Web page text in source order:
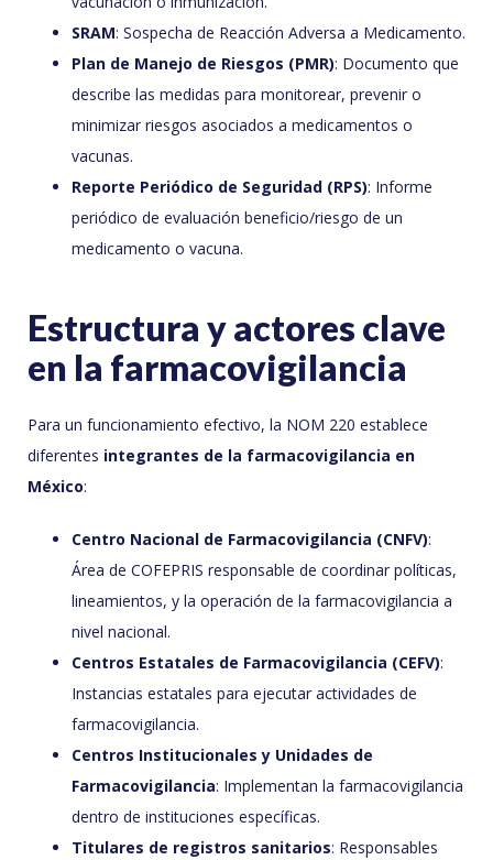
SRAM: Sospecha de Reacción Adversa a Medicamento.
Plan de Manejo de Riesgos (PMR): Documento que
describe las medidas para monitorear, prevenir o
minimizar riesgos asociados a medicamentos o
vacunas.
Reporte Periódico de Seguridad (RPS): Informe
periódico de evaluación beneficio/riesgo de un
medicamento o vacuna.
Estructura y actores clave
en la farmacovigilancia
Para un funcionamiento efectivo, la NOM 220 establece
diferentes integrantes de la farmacovigilancia en
México:
Centro Nacional de Farmacovigilancia (CNFV):
Área de COFEPRIS responsable de coordinar políticas,
lineamientos, y la operación de la farmacovigilancia a
nivel nacional.
Centros Estatales de Farmacovigilancia (CEFV):
Instancias estatales para ejecutar actividades de
farmacovigilancia.
Centros Institucionales y Unidades de
Farmacovigilancia: Implementan la farmacovigilancia
dentro de instituciones específicas.
Titulares de registros sanitarios: Responsables